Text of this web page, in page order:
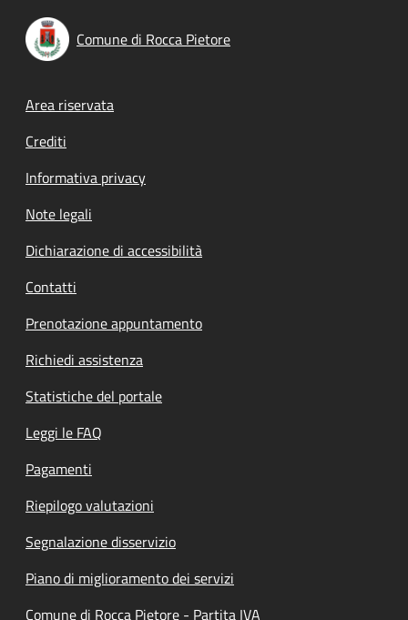
Comune di Rocca Pietore
Footer menu
Area riservata
Crediti
Informativa privacy
Note legali
Dichiarazione di accessibilità
Contatti
Prenotazione appuntamento
Richiedi assistenza
Statistiche del portale
Leggi le FAQ
Pagamenti
Riepilogo valutazioni
Segnalazione disservizio
Piano di miglioramento dei servizi
Comune di Rocca Pietore - Partita IVA